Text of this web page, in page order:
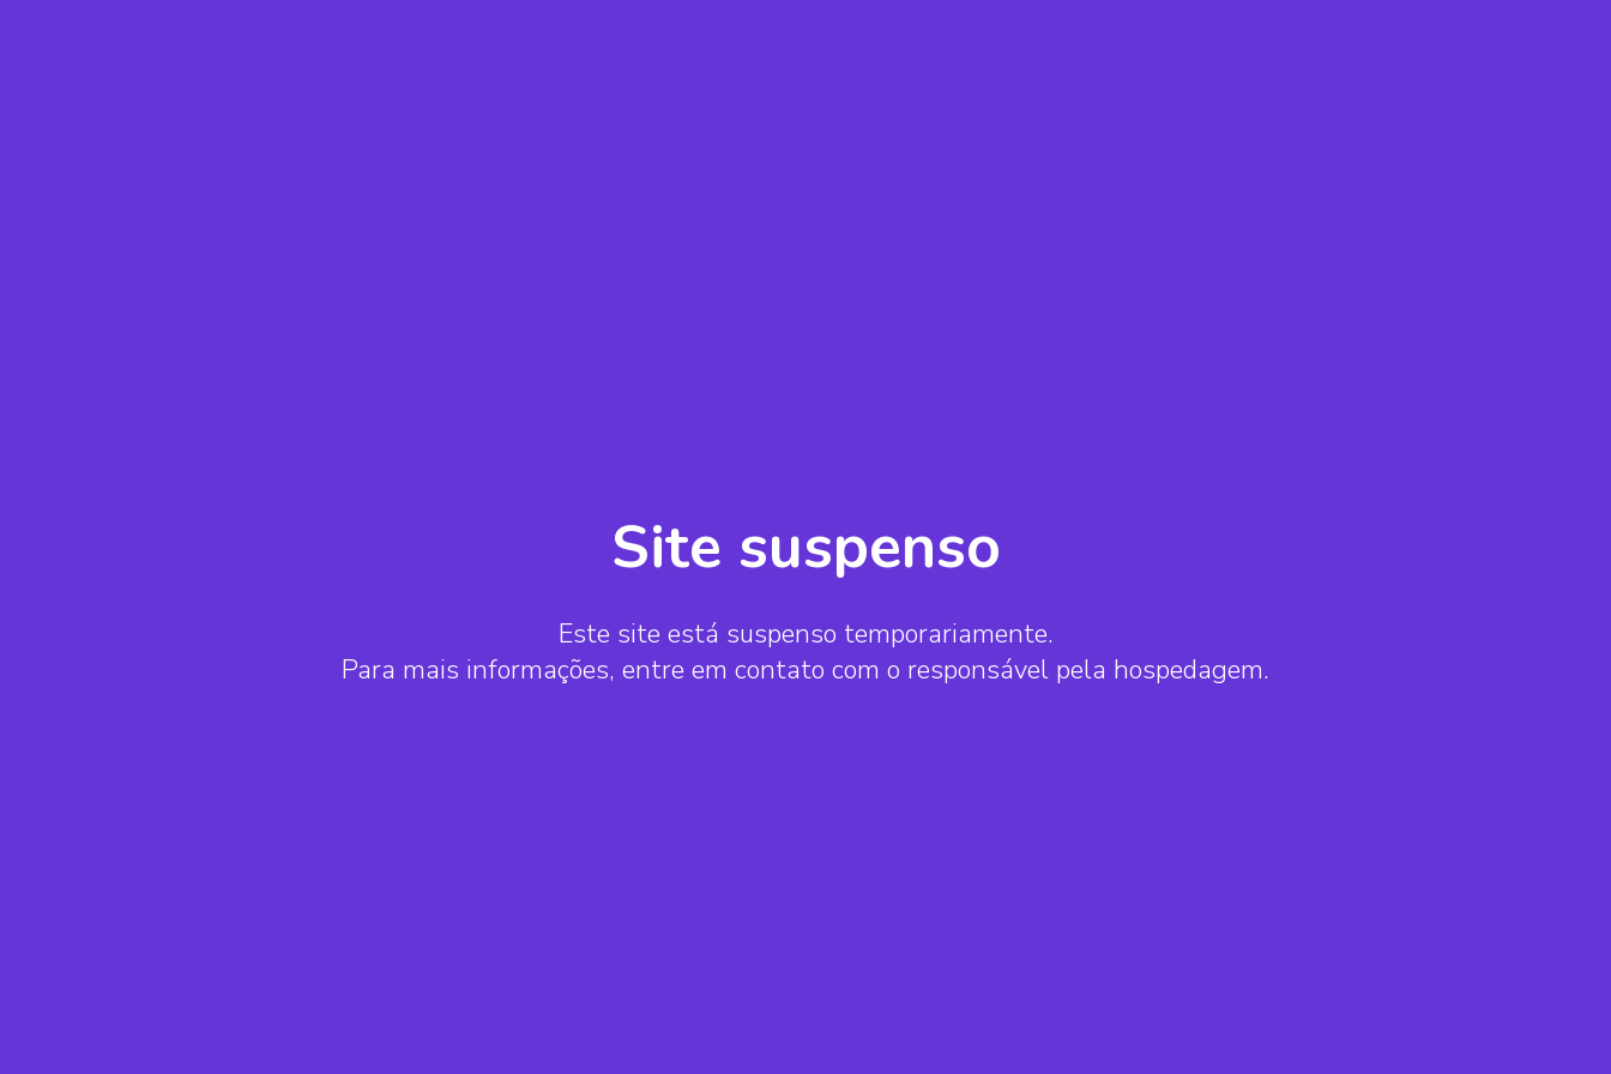
Site suspenso
Este site está suspenso temporariamente.
Para mais informações, entre em contato com o responsável pela hospedagem.